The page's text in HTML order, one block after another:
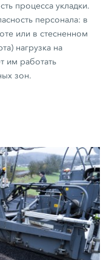
процесса укладки.
персонала: в
или в стесненном
нагрузка на
им работать
зон.